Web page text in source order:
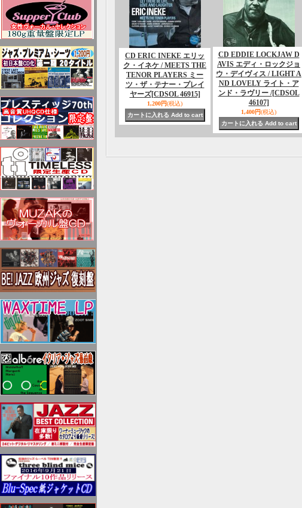
CD ERIC INEKE エリッ
ク・イネケ / MEETS THE
TENOR PLAYERS ミー
ツ・ザ・テナー・プレイ
ヤーズ[CDSOL 46915]
1,200円(税込)
CD EDDIE LOCKJAW D
AVIS エディ・ロックジョ
ウ・デイヴィス / LIGHT A
ND LOVELY ライト・ア
ンド・ラヴリー /[CDSOL
46107]
1,400円(税込)